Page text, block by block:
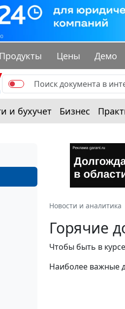
Продукты Цены Демо
и бухучет Бизнес
Новости и аналитика
Горячие
Чтобы быть в
Наиболее важные